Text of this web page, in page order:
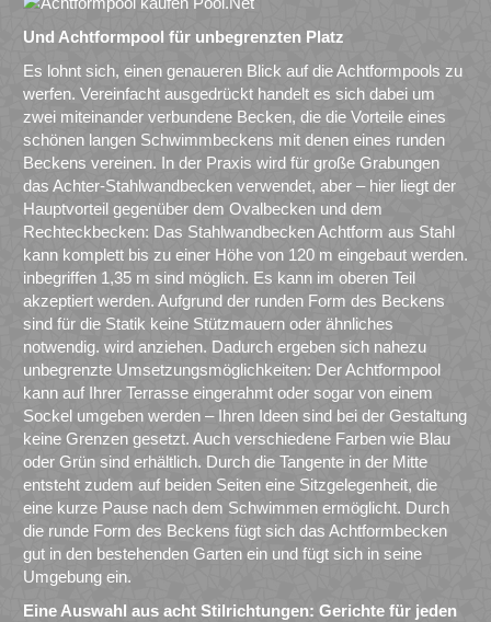
Und Achtformpool für unbegrenzten Platz
Es lohnt sich, einen genaueren Blick auf die Achtformpools zu
werfen. Vereinfacht ausgedrückt handelt es sich dabei um
zwei miteinander verbundene Becken, die die Vorteile eines
schönen langen Schwimmbeckens mit denen eines runden
Beckens vereinen. In der Praxis wird für große Grabungen
das Achter-Stahlwandbecken verwendet, aber – hier liegt der
Hauptvorteil gegenüber dem Ovalbecken und dem
Rechteckbecken: Das Stahlwandbecken Achtform aus Stahl
kann komplett bis zu einer Höhe von 120 m eingebaut werden.
inbegriffen 1,35 m sind möglich. Es kann im oberen Teil
akzeptiert werden. Aufgrund der runden Form des Beckens
sind für die Statik keine Stützmauern oder ähnliches
notwendig. wird anziehen. Dadurch ergeben sich nahezu
unbegrenzte Umsetzungsmöglichkeiten: Der Achtformpool
kann auf Ihrer Terrasse eingerahmt oder sogar von einem
Sockel umgeben werden – Ihren Ideen sind bei der Gestaltung
keine Grenzen gesetzt. Auch verschiedene Farben wie Blau
oder Grün sind erhältlich. Durch die Tangente in der Mitte
entsteht zudem auf beiden Seiten eine Sitzgelegenheit, die
eine kurze Pause nach dem Schwimmen ermöglicht. Durch
die runde Form des Beckens fügt sich das Achtformbecken
gut in den bestehenden Garten ein und fügt sich in seine
Umgebung ein.
Eine Auswahl aus acht Stilrichtungen: Gerichte für jeden